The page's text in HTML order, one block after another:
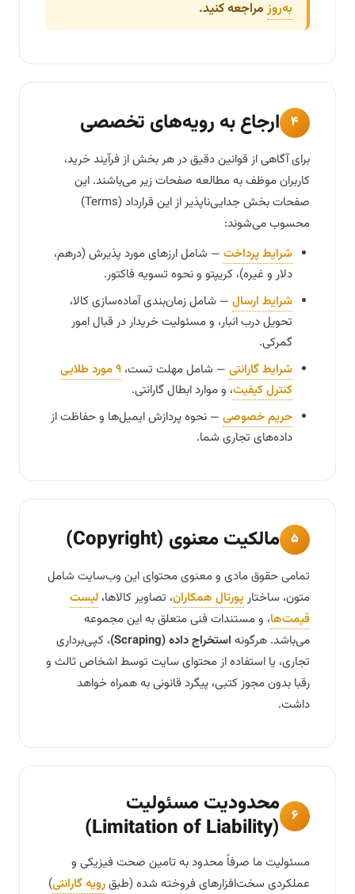
به‌روزمراجعه کنید.
۴ ارجاع به رویه‌های تخصصی
برای آگاهی از قوانین دقیق در هر بخش از فرآیند خرید،
کاربران موظف به مطالعه صفحات زیر می‌باشند. این
صفحات بخش جدایی‌ناپذیر از این قرارداد (Terms)
محسوب می‌شوند:
شرایط پرداخت — شامل ارزهای مورد پذیرش (درهم،
دلار و غیره)، کریپتو و نحوه تسویه فاکتور.
شرایط ارسال — شامل زمان‌بندی آماده‌سازی کالا،
تحویل درب انبار، و مسئولیت خریدار در قبال امور
گمرکی.
شرایط گارانتی — شامل مهلت تست،
۹ مورد طلایی
کنترل کیفیت، و موارد ابطال گارانتی.
حریم خصوصی — نحوه پردازش ایمیل‌ها و حفاظت از
داده‌های تجاری شما.
۵ مالکیت معنوی (Copyright)
تمامی حقوق مادی و معنوی محتوای این وب‌سایت شامل
متون، ساختار پورتال همکاران، تصاویر کالاها، لیست
قیمت‌ها، و مستندات فنی متعلق به این مجموعه
می‌باشد. هرگونه استخراج داده (Scraping)
، کپی‌برداری
تجاری، یا استفاده از محتوای سایت توسط اشخاص ثالث و
رقبا بدون مجوز کتبی، پیگرد قانونی به همراه خواهد
داشت.
۶ محدودیت مسئولیت
(Limitation of Liability)
مسئولیت ما صرفاً محدود به تامین صحت فیزیکی و
عملکردی سخت‌افزارهای فروخته شده (طبقرویه گارانتی)